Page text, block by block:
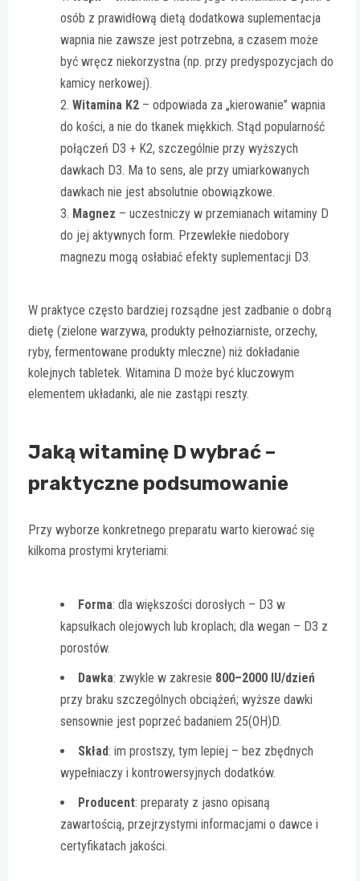
osób z prawidłową dietą dodatkowa suplementacja
wapnia nie zawsze jest potrzebna, a czasem może
być wręcz niekorzystna (np. przy predyspozycjach do
kamicy nerkowej).
Witamina K2 – odpowiada za „kierowanie” wapnia
do kości, a nie do tkanek miękkich. Stąd popularność
połączeń D3 + K2, szczególnie przy wyższych
dawkach D3. Ma to sens, ale przy umiarkowanych
dawkach nie jest absolutnie obowiązkowe.
Magnez – uczestniczy w przemianach witaminy D
do jej aktywnych form. Przewlekłe niedobory
magnezu mogą osłabiać efekty suplementacji D3.
W praktyce często bardziej rozsądne jest zadbanie o dobrą
dietę (zielone warzywa, produkty pełnoziarniste, orzechy,
ryby, fermentowane produkty mleczne) niż dokładanie
kolejnych tabletek. Witamina D może być kluczowym
elementem układanki, ale nie zastąpi reszty.
Jaką witaminę D wybrać –
praktyczne podsumowanie
Przy wyborze konkretnego preparatu warto kierować się
kilkoma prostymi kryteriami:
Forma: dla większości dorosłych – D3 w
kapsułkach olejowych lub kroplach; dla wegan – D3 z
porostów.
Dawka: zwykle w zakresie 800–2000 IU/dzień
przy braku szczególnych obciążeń; wyższe dawki
sensownie jest poprzeć badaniem 25(OH)D.
Skład: im prostszy, tym lepiej – bez zbędnych
wypełniaczy i kontrowersyjnych dodatków.
Producent: preparaty z jasno opisaną
zawartością, przejrzystymi informacjami o dawce i
certyfikatach jakości.